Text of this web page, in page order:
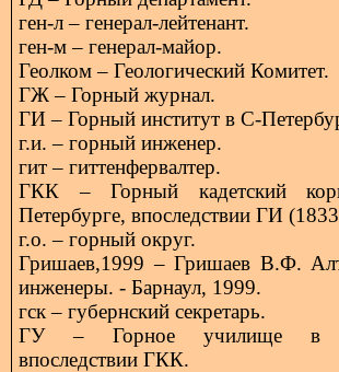
ген-л – генерал-лейтенант.
ген-м – генерал-майор.
Геолком – Геологический Комитет.
ГЖ – Горный журнал.
ГИ – Горный институт в С-
г.и. – горный инженер.
гит – гиттенфервалтер.
ГКК – Горный кадетский
Петербурге, впоследствии ГИ
г.о. – горный округ.
Гришаев,1999 – Гришаев В.Ф.
инженеры. - Барнаул, 1999.
гск – губернский секретарь.
ГУ – Горное училище в С-
впоследствии ГКК.